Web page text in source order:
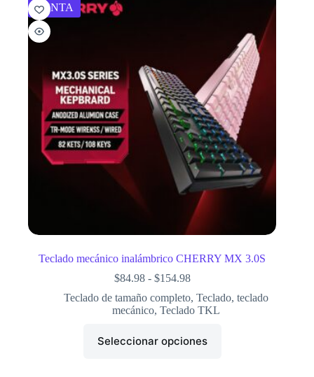
VENTA
Teclado mecánico inalámbrico CHERRY MX 3.0S
$84.98 - $154.98
Teclado de tamaño completo,Teclado,teclado
mecánico,Teclado TKL
Seleccionar opciones